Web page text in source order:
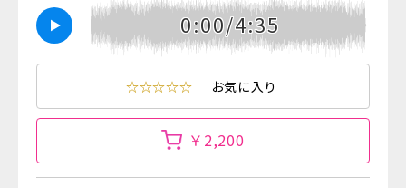
0:00/4:35
☆☆☆☆☆ お気に入り
￥2,200